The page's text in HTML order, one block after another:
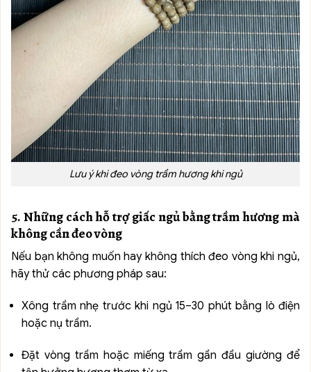
Lưu ý khi đeo vòng trầm hương khi ngủ
5. Những cách hỗ trợ giấc ngủ bằng trầm hương mà
không cần đeo vòng
Nếu bạn không muốn hay không thích đeo vòng khi ngủ,
hãy thử các phương pháp sau:
Xông trầm nhẹ trước khi ngủ 15–30 phút bằng lò điện
hoặc nụ trầm.
Đặt vòng trầm hoặc miếng trầm gần đầu giường để